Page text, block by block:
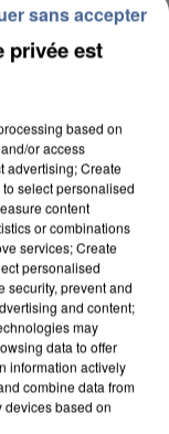
UN ÉLAN
privée est
based on
or access
advertising; Create
select personalised
content
or combinations
services; Create
personalised
security, prevent and
and content;
may
data to offer
information actively
combine data from
devices based on
sans accepter